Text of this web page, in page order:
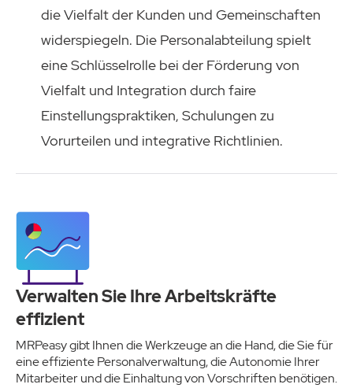
die Vielfalt der Kunden und Gemeinschaften
widerspiegeln. Die Personalabteilung spielt
eine Schlüsselrolle bei der Förderung von
Vielfalt und Integration durch faire
Einstellungspraktiken, Schulungen zu
Vorurteilen und integrative Richtlinien.
Verwalten Sie Ihre Arbeitskräfte
effizient
MRPeasy gibt Ihnen die Werkzeuge an die Hand, die Sie für
eine effiziente Personalverwaltung, die Autonomie Ihrer
Mitarbeiter und die Einhaltung von Vorschriften benötigen.